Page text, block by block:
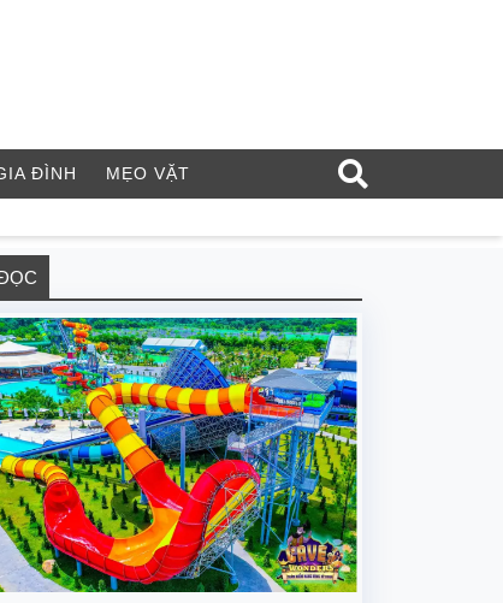
ĐÌNH MẸO VẶT